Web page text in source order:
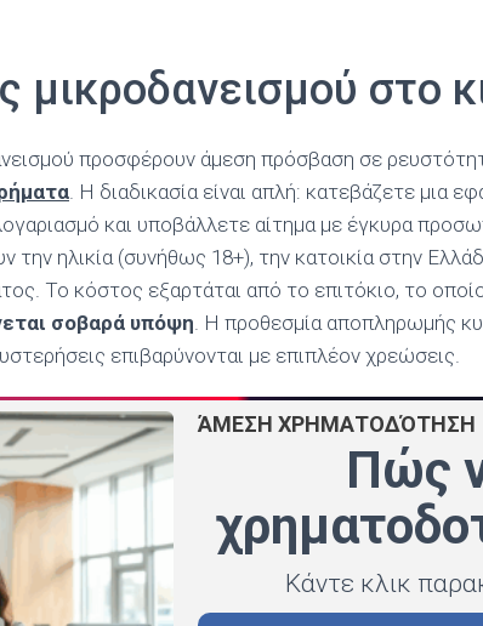
μικροδανεισμού στο
προσφέρουν άμεση πρόσβαση σε
. Η διαδικασία είναι απλή: κατεβάζετε μια
και υποβάλλετε αίτημα με έγκυρα
την ηλικία (συνήθως 18+), την κατοικία στην
Το κόστος εξαρτάται από το επιτόκιο, το
σοβαρά υπόψη. Η προθεσμία αποπληρωμής
επιβαρύνονται με επιπλέον χρεώσεις.
ΆΜΕΣΗ ΧΡΗΜΑΤΟΔΌΤΗΣΗ
Πώς
Κάντε κλικ